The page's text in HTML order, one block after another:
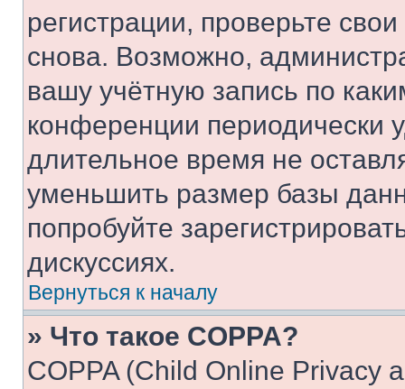
регистрации, проверьте
снова. Возможно,
вашу учётную запись по
конференции периодически
длительное время не
уменьшить размер базы
попробуйте
дискуссиях.
Вернуться к началу
» Что такое COPPA?
COPPA (Child Online Privacy